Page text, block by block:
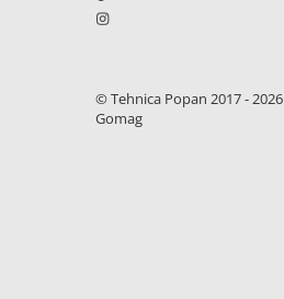
2.1.5. Freză
2.1.8. Tavalug© Tehnica Popan 2017 - 2026
Gomag